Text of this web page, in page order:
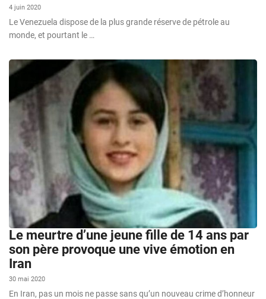
4 juin 2020
Le Venezuela dispose de la plus grande réserve de pétrole au
monde, et pourtant le …
Le meurtre d’une jeune fille de 14 ans par
son père provoque une vive émotion en
Iran
30 mai 2020
En Iran, pas un mois ne passe sans qu’un nouveau crime d’honneur